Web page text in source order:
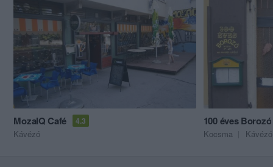
MozaIQ Café 4.3
Kávézó
100 éves Borozó
Kocsma Kávézó